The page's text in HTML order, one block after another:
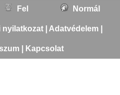
Fel Normál
nyilatkozat| Adatvédelem|
Kapcsolat